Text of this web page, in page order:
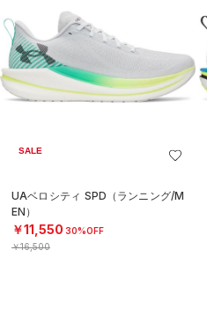
SALE
UAベロシティ SPD（ランニング/M
EN）
￥11,550 30%OFF
￥16,500